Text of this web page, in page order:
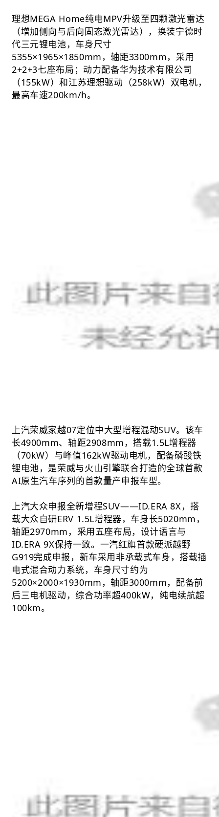
理想MEGA Home纯电MPV升级至四颗激光雷达
（增加侧向与后向固态激光雷达），换装宁德时
代三元锂电池，车身尺寸
5355×1965×1850mm，轴距3300mm，采用
2+2+3七座布局；动力配备华为技术有限公司
（155kW）和江苏理想驱动（258kW）双电机，
最高车速200km/h。
上汽荣威家越07定位中大型增程混动SUV。该车
长4900mm、轴距2908mm，搭载1.5L增程器
（70kW）与峰值162kW驱动电机，配备磷酸铁
锂电池，是荣威与火山引擎联合打造的全球首款
AI原生汽车序列的首款量产申报车型。
上汽大众申报全新增程SUV——ID.ERA 8X，搭
载大众自研ERV 1.5L增程器，车身长5020mm，
轴距2970mm，采用五座布局，设计语言与
ID.ERA 9X保持一致。一汽红旗首款硬派越野
G919完成申报，新车采用非承载式车身，搭载插
电式混合动力系统，车身尺寸约为
5200×2000×1930mm，轴距3000mm，配备前
后三电机驱动，综合功率超400kW，纯电续航超
100km。